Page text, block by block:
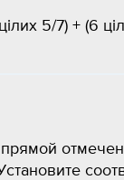
5/7) + (6